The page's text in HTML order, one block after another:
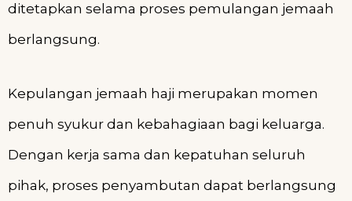
ditetapkan selama proses pemulangan jemaah
berlangsung.
Kepulangan jemaah haji merupakan momen
penuh syukur dan kebahagiaan bagi keluarga.
Dengan kerja sama dan kepatuhan seluruh
pihak, proses penyambutan dapat berlangsung